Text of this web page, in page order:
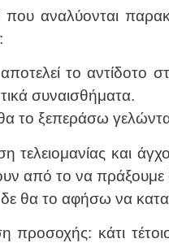
αναλύονται
το αντίδοτο
συναισθήματα.
το ξεπεράσω
τελειομανίας και
από το να πράξουμε
θα το αφήσω να
προσοχής: κάτι